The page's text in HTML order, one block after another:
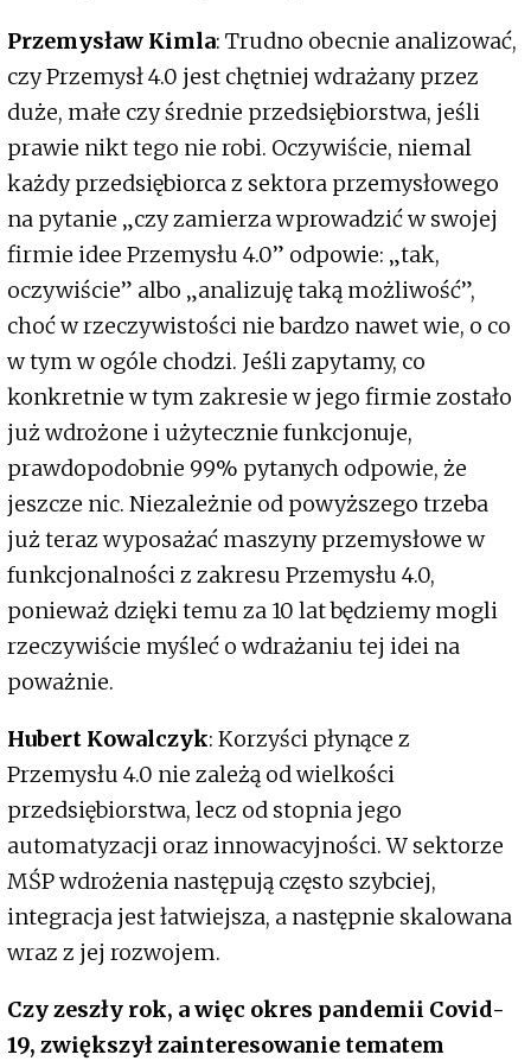
Przemysław Kimla: Trudno obecnie analizować,
czy Przemysł 4.0 jest chętniej wdrażany przez
duże, małe czy średnie przedsiębiorstwa, jeśli
prawie nikt tego nie robi. Oczywiście, niemal
każdy przedsiębiorca z sektora przemysłowego
na pytanie „czy zamierza wprowadzić w swojej
firmie idee Przemysłu 4.0” odpowie: „tak,
oczywiście” albo „analizuję taką możliwość”,
choć w rzeczywistości nie bardzo nawet wie, o co
w tym w ogóle chodzi. Jeśli zapytamy, co
konkretnie w tym zakresie w jego firmie zostało
już wdrożone i użytecznie funkcjonuje,
prawdopodobnie 99% pytanych odpowie, że
jeszcze nic. Niezależnie od powyższego trzeba
już teraz wyposażać maszyny przemysłowe w
funkcjonalności z zakresu Przemysłu 4.0,
ponieważ dzięki temu za 10 lat będziemy mogli
rzeczywiście myśleć o wdrażaniu tej idei na
poważnie.
Hubert Kowalczyk: Korzyści płynące z
Przemysłu 4.0 nie zależą od wielkości
przedsiębiorstwa, lecz od stopnia jego
automatyzacji oraz innowacyjności. W sektorze
MŚP wdrożenia następują często szybciej,
integracja jest łatwiejsza, a następnie skalowana
wraz z jej rozwojem.
Czy zeszły rok, a więc okres pandemii Covid-
19, zwiększył zainteresowanie tematem